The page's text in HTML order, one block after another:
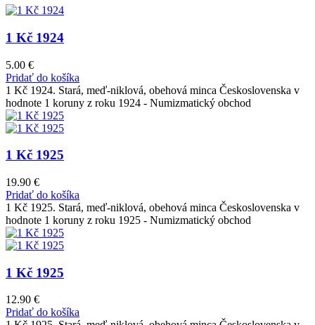
1 Kč 1924
5.00 €
Pridať do košíka
1 Kč 1924. Stará, meď-niklová, obehová minca Československa v
hodnote 1 koruny z roku 1924 - Numizmatický obchod
1 Kč 1925
19.90 €
Pridať do košíka
1 Kč 1925. Stará, meď-niklová, obehová minca Československa v
hodnote 1 koruny z roku 1925 - Numizmatický obchod
1 Kč 1925
12.90 €
Pridať do košíka